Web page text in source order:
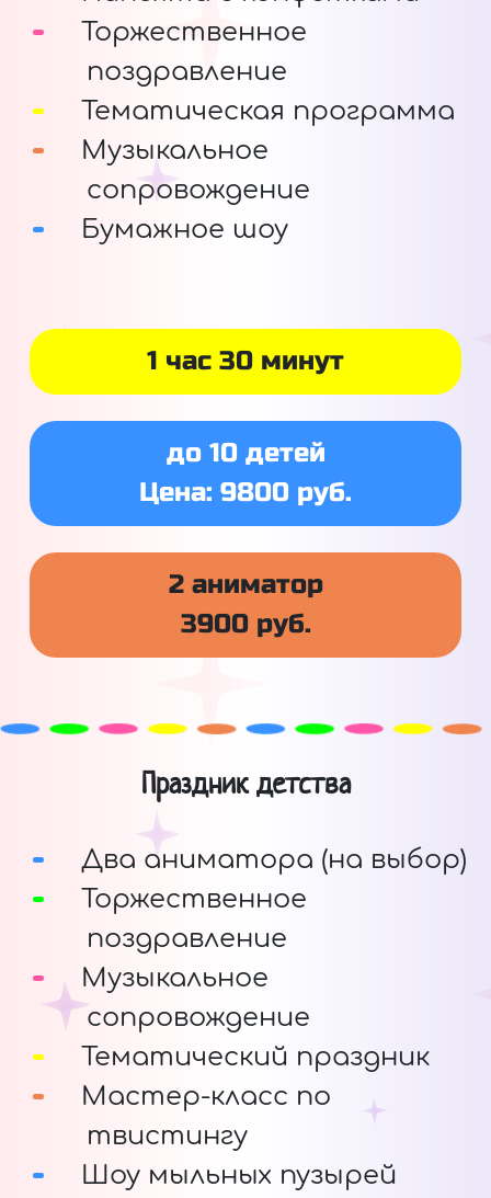
Торжественное
поздравление
Тематическая программа
Музыкальное
сопровождение
Бумажное шоу
1 час 30 минут
до 10 детей
Цена: 9800 руб.
2 аниматор
3900 руб.
Праздник детства
Два аниматора (на выбор)
Торжественное
поздравление
Музыкальное
сопровождение
Тематический праздник
Мастер-класс по
твистингу
Шоу мыльных пузырей